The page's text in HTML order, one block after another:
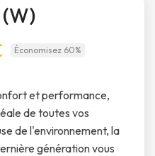
Économisez 60%
et performance,
de toutes vos
de l'environnement, la
génération vous